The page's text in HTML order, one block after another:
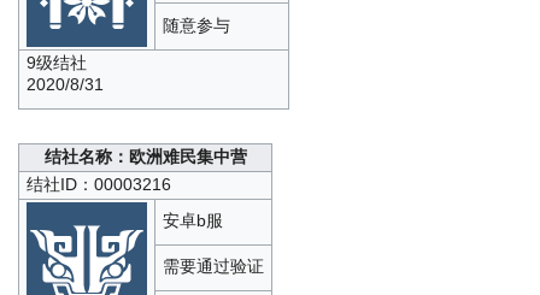
随意参与
9级结社
2020/8/31
结社名称：欧洲难民集中营
结社ID：00003216
安卓b服
需要通过验证